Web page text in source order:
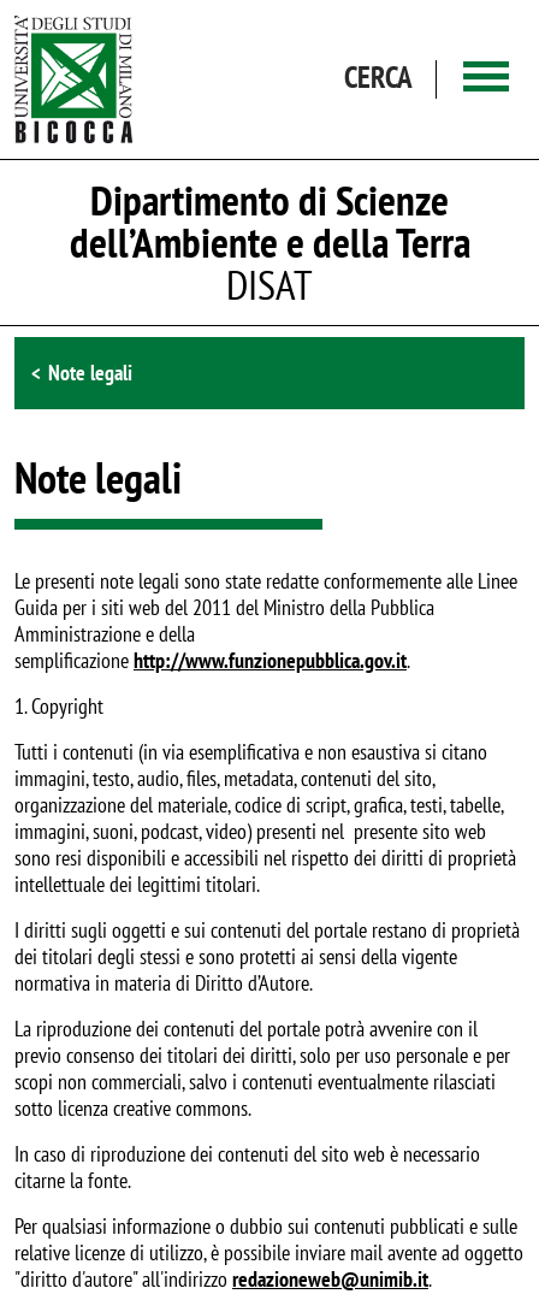
CERCA
Dipartimento di Scienze
dell’Ambiente e della Terra
DISAT
Browse the section
Note legali
Note legali
Le presenti note legali sono state redatte conformemente alle Linee
Guida per i siti web del 2011 del Ministro della Pubblica
Amministrazione e della
semplificazionehttp://www.funzionepubblica.gov.it.
1. Copyright
Tutti i contenuti (in via esemplificativa e non esaustiva si citano
immagini, testo, audio, files, metadata, contenuti del sito,
organizzazione del materiale, codice di script, grafica, testi, tabelle,
immagini, suoni, podcast, video) presenti nel presente sito web
sono resi disponibili e accessibili nel rispetto dei diritti di proprietà
intellettuale dei legittimi titolari.
I diritti sugli oggetti e sui contenuti del portale restano di proprietà
dei titolari degli stessi e sono protetti ai sensi della vigente
normativa in materia di Diritto d’Autore.
La riproduzione dei contenuti del portale potrà avvenire con il
previo consenso dei titolari dei diritti, solo per uso personale e per
scopi non commerciali, salvo i contenuti eventualmente rilasciati
sotto licenza creative commons.
In caso di riproduzione dei contenuti del sito web è necessario
citarne la fonte.
Per qualsiasi informazione o dubbio sui contenuti pubblicati e sulle
relative licenze di utilizzo, è possibile inviare mail avente ad oggetto
"diritto d'autore" all'indirizzoredazioneweb@unimib.it.